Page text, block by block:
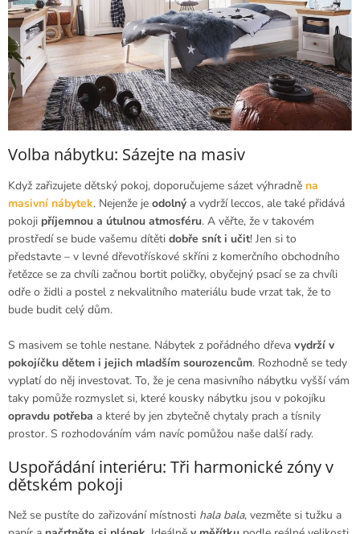
Volba nábytku: Sázejte na masiv
Když zařizujete dětský pokoj, doporučujeme sázet výhradně na
masivní nábytek. Nejenže je odolný a vydrží leccos, ale také přidává
pokoji příjemnou a útulnou atmosféru. A věřte, že v takovém
prostředí se bude vašemu dítěti dobře snít i učit! Jen si to
představte – v levné dřevotřískové skříni z komerčního obchodního
řetězce se za chvíli začnou bortit poličky, obyčejný psací se za chvíli
odře o židli a postel z nekvalitního materiálu bude vrzat tak, že to
bude budit celý dům.
S masivem se tohle nestane. Nábytek z pořádného dřeva vydrží v
pokojíčku dětem i jejich mladším sourozencům. Rozhodně se tedy
vyplatí do něj investovat. To, že je cena masivního nábytku vyšší vám
taky pomůže rozmyslet si, které kousky nábytku jsou v pokojíku
opravdu potřeba a které by jen zbytečně chytaly prach a tísnily
prostor. S rozhodováním vám navíc pomůžou naše další rady.
Uspořádání interiéru: Tři harmonické zóny v
dětském pokoji
Než se pustíte do zařizování místnosti hala bala, vezměte si tužku a